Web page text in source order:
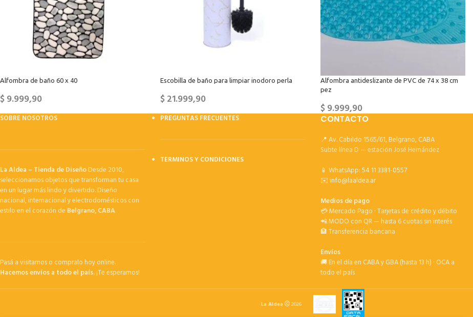
Alfombra de baño 60 x 40
$9.999,90
Escobilla de baño para limpiar inodoro perla
$21.999,90
Alfombra antideslizante de PVC de 74 x 38 cm
pez
$9.999,90
SOBRE NOSOTROS
La Aldea – Tienda de DiseñoDesde 2010,
seleccionamos objetos que transforman tu casa
en un lugar más lindo y divertido. Diseño
nacional, internacional y electrodomésticos con
estilo en el corazón de Belgrano, CABA.
Pasá a visitarnos o compralo hoy online.
Hacemos envíos a todo el país.¡Te esperamos!
PREGUNTAS FRECUENTES
TERMINOS Y CONDICIONES
CONTACTO
📍 Av. Cabildo 1565/61, Belgrano, CABA
Subte línea D — estación José Hernández
📱 WhatsApp:54 11 3381-0557
✉️info@laaldea.ar
Medios de pago
💳 Mercado Pago · Tarjetas de crédito y débito
📲 MODO con QR — hasta 6 cuotas sin interés
🏦 Transferencia bancaria
Envíos
🚚 En el día en CABA y GBA (hasta 13 h) · OCA a
todo el país
La Aldea 2026